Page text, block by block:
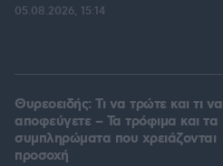
05.08.2026, 15:14
Θυρεοειδής: Τι να τρώτε και τι να
αποφεύγετε – Τα τρόφιμα και τα
συμπληρώματα που χρειάζονται
προσοχή